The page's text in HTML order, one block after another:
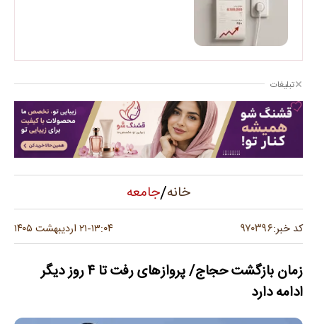
تبلیغات
خانه/جامعه
کد خبر:۹۷۰۳۹۶ ۱۳:۰۴-۲۱ اردیبهشت ۱۴۰۵
زمان بازگشت حجاج/ پروازهای رفت تا ۴ روز دیگر
ادامه دارد